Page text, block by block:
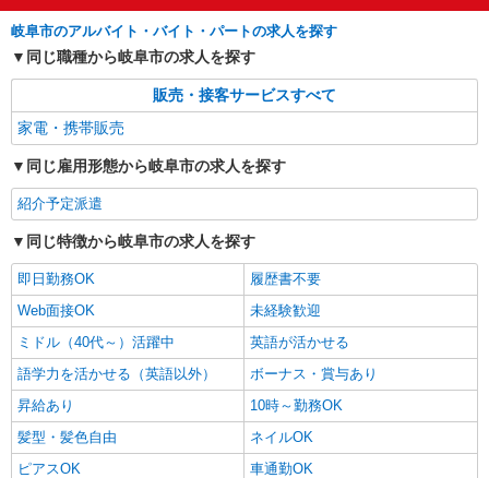
岐阜市のアルバイト・バイト・パートの求人を探す
同じ職種から岐阜市の求人を探す
販売・接客サービスすべて
家電・携帯販売
同じ雇用形態から岐阜市の求人を探す
紹介予定派遣
同じ特徴から岐阜市の求人を探す
即日勤務OK
履歴書不要
Web面接OK
未経験歓迎
ミドル（40代～）活躍中
英語が活かせる
語学力を活かせる（英語以外）
ボーナス・賞与あり
昇給あり
10時～勤務OK
髪型・髪色自由
ネイルOK
ピアスOK
車通勤OK